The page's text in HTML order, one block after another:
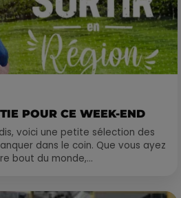
POUR CE WEEK-END
voici une petite sélection des
dans le coin. Que vous ayez
bout du monde,...